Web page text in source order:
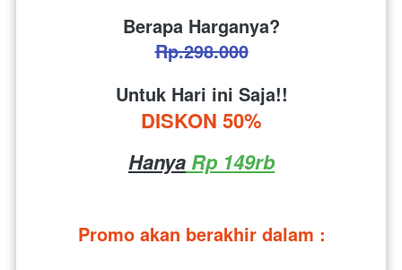
Berapa Harganya?
Rp.298.000
Untuk Hari ini Saja!!
DISKON 50%
Hanya Rp 149rb
Promo akan berakhir dalam :